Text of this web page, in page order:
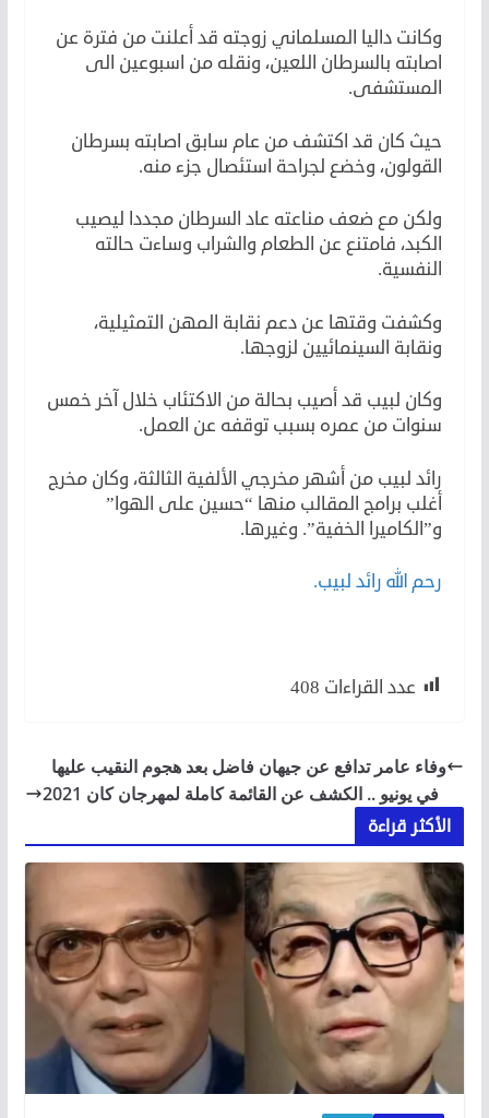
وكانت داليا المسلماني زوجته قد أعلنت من فترة عن
اصابته بالسرطان اللعين، ونقله من اسبوعين الى
المستشفى.
حيث كان قد اكتشف من عام سابق اصابته بسرطان
القولون، وخضع لجراحة استئصال جزء منه.
ولكن مع ضعف مناعته عاد السرطان مجددا ليصيب
الكبد، فامتنع عن الطعام والشراب وساءت حالته
النفسية.
وكشفت وقتها عن دعم نقابة المهن التمثيلية،
ونقابة السينمائيين لزوجها.
وكان لبيب قد أصيب بحالة من الاكتئاب خلال آخر خمس
سنوات من عمره بسبب توقفه عن العمل.
رائد لبيب من أشهر مخرجي الألفية الثالثة، وكان مخرج
أغلب برامج المقالب منها “حسين على الهوا”
و”الكاميرا الخفية”. وغيرها.
رحم الله رائد لبيب.
عدد القراءات 408
وفاء عامر تدافع عن جيهان فاضل بعد هجوم النقيب عليها
في يونيو .. الكشف عن القائمة كاملة لمهرجان كان 2021
الأكثر قراءة